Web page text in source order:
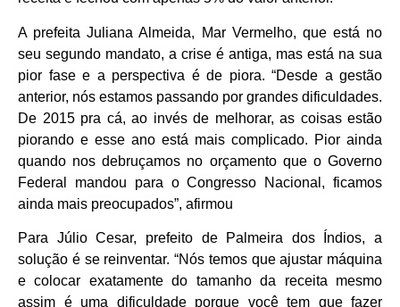
A prefeita Juliana Almeida, Mar Vermelho, que está no
seu segundo mandato, a crise é antiga, mas está na sua
pior fase e a perspectiva é de piora. “Desde a gestão
anterior, nós estamos passando por grandes dificuldades.
De 2015 pra cá, ao invés de melhorar, as coisas estão
piorando e esse ano está mais complicado. Pior ainda
quando nos debruçamos no orçamento que o Governo
Federal mandou para o Congresso Nacional, ficamos
ainda mais preocupados”, afirmou
Para Júlio Cesar, prefeito de Palmeira dos Índios, a
solução é se reinventar. “Nós temos que ajustar máquina
e colocar exatamente do tamanho da receita mesmo
assim é uma dificuldade porque você tem que fazer